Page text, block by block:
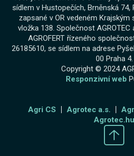
sídlem v Hustopečích, Brněnská 74,
zapsané v OR vedeném Krajským
vložka 138. Společnost
AGROFERT řízeného
26185610, se sídlem na adrese
00 Praha 4.
Copyright © 2024
Responzivní web
Agri CS Agrotec a.s.
Agrotec.hu